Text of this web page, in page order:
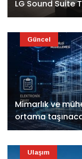
LG Sound Suite
Mimarlık ve
ortama
Güncel
Ulaşım